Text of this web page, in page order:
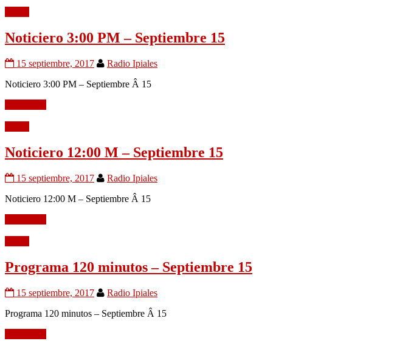
Noticiero 3:00 PM – Septiembre 15
15 septiembre, 2017
Radio Ipiales
Noticiero 3:00 PM – Septiembre Â 15
Noticiero 12:00 M – Septiembre 15
15 septiembre, 2017
Radio Ipiales
Noticiero 12:00 M – Septiembre Â 15
Programa 120 minutos – Septiembre 15
15 septiembre, 2017
Radio Ipiales
Programa 120 minutos – Septiembre Â 15